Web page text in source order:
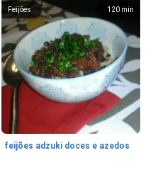
120 min
Feijões
feijões adzuki doces e azedos